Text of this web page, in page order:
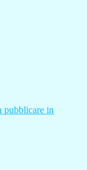
pubblicare in